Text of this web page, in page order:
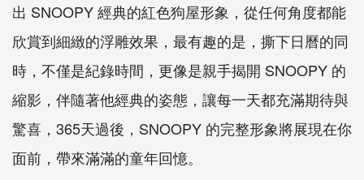
出 SNOOPY 經典的紅色狗屋形象，從任何角度都能
欣賞到細緻的浮雕效果，最有趣的是，撕下日曆的同
時，不僅是紀錄時間，更像是親手揭開 SNOOPY 的
縮影，伴隨著他經典的姿態，讓每一天都充滿期待與
驚喜，365天過後，SNOOPY 的完整形象將展現在你
面前，帶來滿滿的童年回憶。